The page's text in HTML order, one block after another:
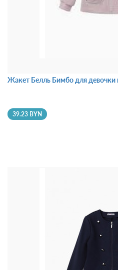
Жакет Белль Бимбо для девочки
39.23 BYN